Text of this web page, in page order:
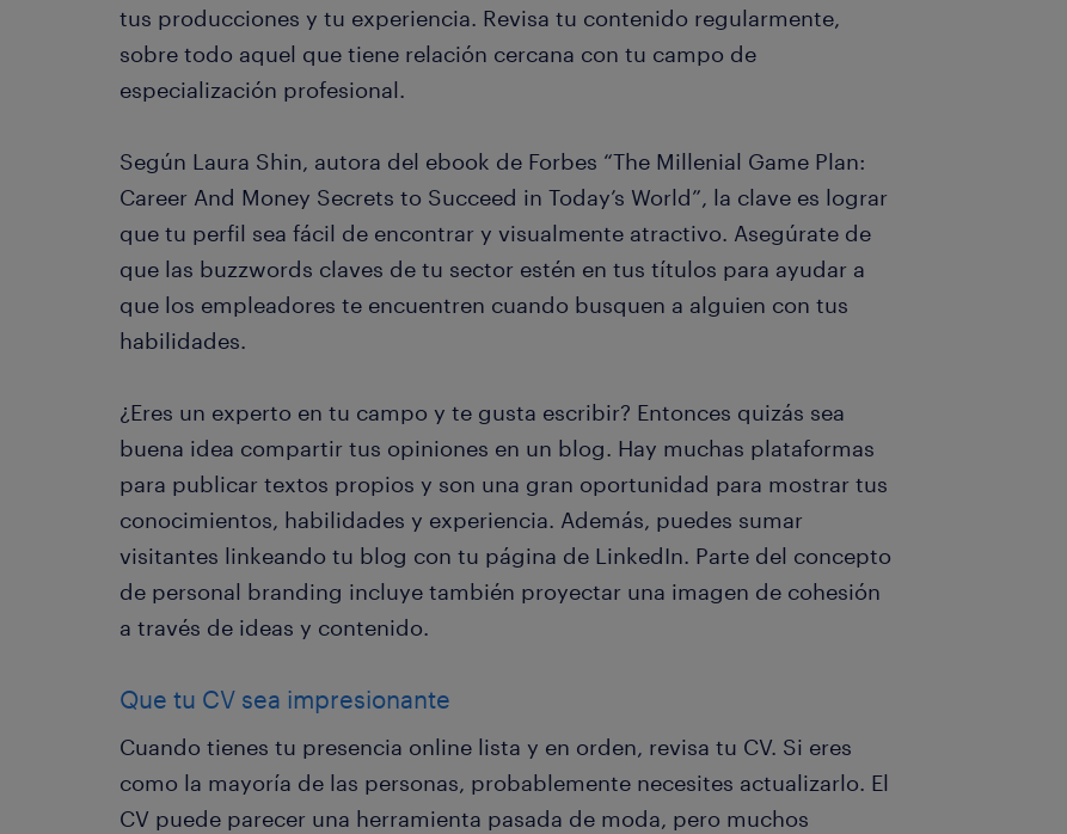
tus producciones y tu experiencia. Revisa tu contenido regularmente,
sobre todo aquel que tiene relación cercana con tu campo de
especialización profesional.
Según Laura Shin, autora del ebook de Forbes “The Millenial Game Plan:
Career And Money Secrets to Succeed in Today’s World”, la clave es lograr
que tu perfil sea fácil de encontrar y visualmente atractivo. Asegúrate de
que las buzzwords claves de tu sector estén en tus títulos para ayudar a
que los empleadores te encuentren cuando busquen a alguien con tus
habilidades.
¿Eres un experto en tu campo y te gusta escribir? Entonces quizás sea
buena idea compartir tus opiniones en un blog. Hay muchas plataformas
para publicar textos propios y son una gran oportunidad para mostrar tus
conocimientos, habilidades y experiencia. Además, puedes sumar
visitantes linkeando tu blog con tu página de LinkedIn. Parte del concepto
de personal branding incluye también proyectar una imagen de cohesión
a través de ideas y contenido.
Que tu CV sea impresionante
Cuando tienes tu presencia online lista y en orden, revisa tu CV. Si eres
como la mayoría de las personas, probablemente necesites actualizarlo. El
CV puede parecer una herramienta pasada de moda, pero muchos